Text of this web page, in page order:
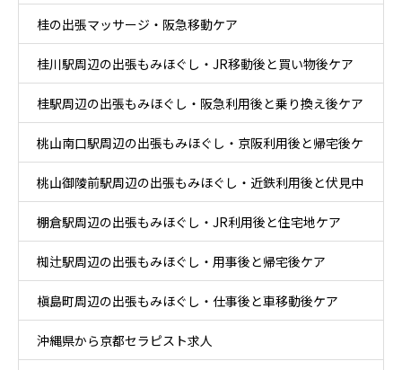
桂の出張マッサージ・阪急移動ケア
桂川駅周辺の出張もみほぐし・JR移動後と買い物後ケア
桂駅周辺の出張もみほぐし・阪急利用後と乗り換え後ケア
桃山南口駅周辺の出張もみほぐし・京阪利用後と帰宅後ケ
ア
桃山御陵前駅周辺の出張もみほぐし・近鉄利用後と伏見中
心部ケア
棚倉駅周辺の出張もみほぐし・JR利用後と住宅地ケア
椥辻駅周辺の出張もみほぐし・用事後と帰宅後ケア
槇島町周辺の出張もみほぐし・仕事後と車移動後ケア
沖縄県から京都セラピスト求人